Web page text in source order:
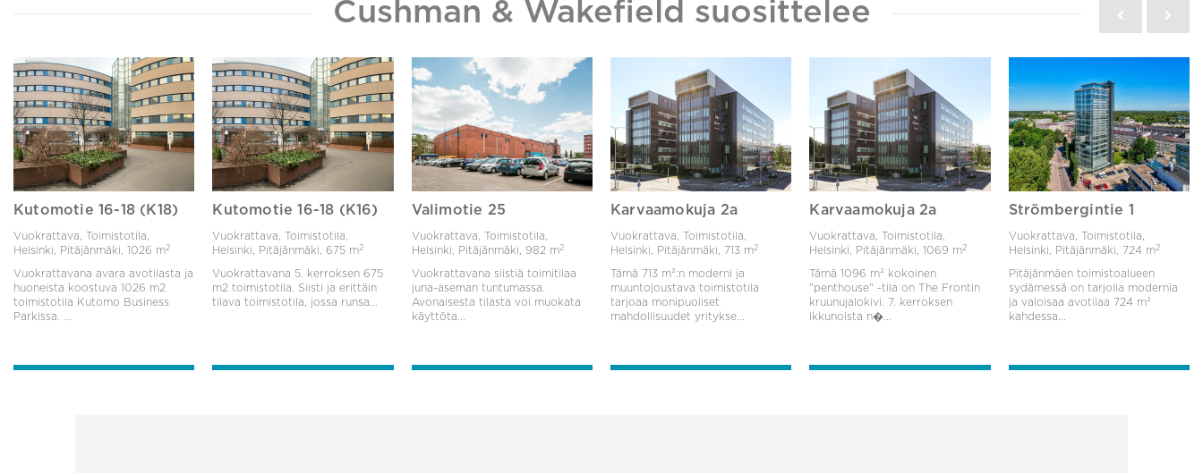
Cushman & Wakefield suosittelee
Kutomotie 16-18 (K18)
Vuokrattava, Toimistotila,
Helsinki, Pitäjänmäki, 1026 m2
Vuokrattavana avara avotilasta ja
huoneista koostuva 1026 m2
toimistotila Kutomo Business
Parkissa. ...
Kutomotie 16-18 (K16)
Vuokrattava, Toimistotila,
Helsinki, Pitäjänmäki,675 m2
Vuokrattavana 5. kerroksen 675
m2 toimistotila. Siisti ja erittäin
tilava toimistotila, jossa runsa...
Valimotie 25
Vuokrattava, Toimistotila,
Helsinki, Pitäjänmäki,
982 m2
Vuokrattavana siistiä toimitilaa
juna-aseman tuntumassa.
Avonaisesta tilasta voi muokata
käyttöta...
Karvaamokuja 2a
Vuokrattava, Toimistotila,
Helsinki, Pitäjänmäki, 713 m2
Tämä 713 m²:n moderni ja
muuntojoustava toimistotila
tarjoaa monipuoliset
mahdollisuudet yritykse...
Karvaamokuja 2a
Vuokrattava, Toimistotila,
Helsinki, Pitäjänmäki,1069 m2
Tämä 1096 m² kokoinen
"penthouse" -tila on The Frontin
kruunujalokivi. 7. kerroksen
ikkunoista n�...
Strömbergintie 1
Vuokrattava, Toimistotila,
Helsinki, Pitäjänmäki,
724 m2
Pitäjänmäen toimistoalueen
sydämessä on tarjolla modernia
ja valoisaa avotilaa 724 m²
kahdessa...